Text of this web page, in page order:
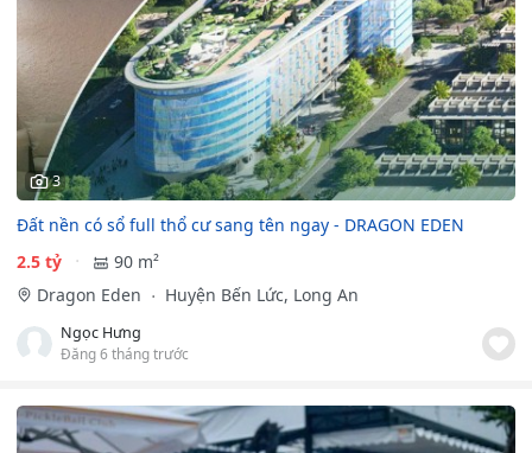
3
Đất nền có sổ full thổ cư sang tên ngay - DRAGON EDEN
2.5 tỷ
90 m²
Dragon Eden
Huyện Bến Lức, Long An
Ngọc Hưng
Đăng 6 tháng trước